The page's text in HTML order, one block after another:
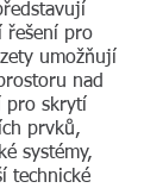
řešení pro
umožňují
nad
pro skrytí
prvků,
systémy,
technické